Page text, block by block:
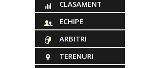
CLASAMENT
ECHIPE
ARBITRI
TERENURI